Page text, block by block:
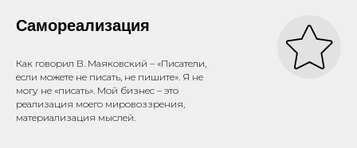
Самореализация
Как говорил В. Маяковский – «Писатели,
если можете не писать, не пишите». Я не
могу не «писать». Мой бизнес – это
реализация моего мировоззрения,
материализация мыслей.